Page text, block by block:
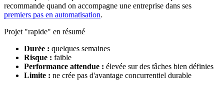
recommande quand on accompagne une entreprise dans ses
premiers pas en automatisation.
Projet "rapide" en résumé
Durée : quelques semaines
Risque : faible
Performance attendue : élevée sur des tâches bien définies
Limite : ne crée pas d'avantage concurrentiel durable